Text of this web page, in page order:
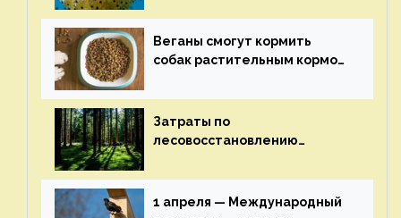
экологии на ECOportal
Веганы смогут кормить
собак растительным кормом
здоровье — новости
экологии на ECOportal
Затраты по
лесовосстановлению
строительства — новости
экологии на ECOportal
1 апреля — Международный